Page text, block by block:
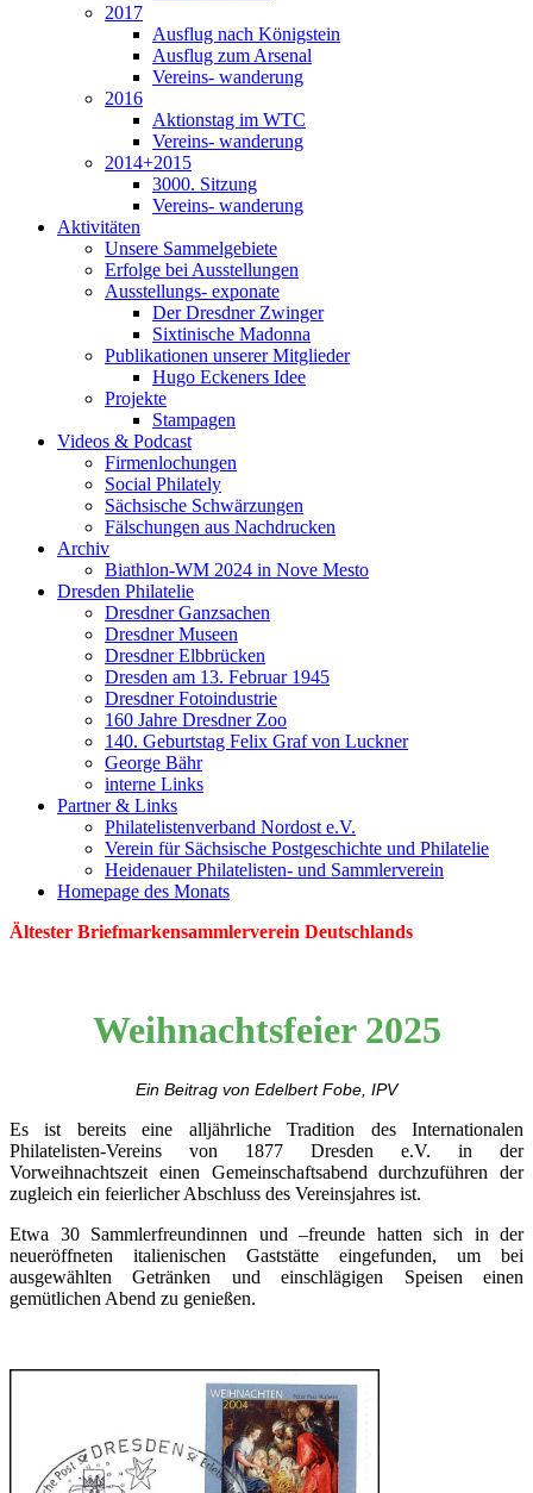
2017
Ausflug nach Königstein
Ausflug zum Arsenal
Vereins- wanderung
2016
Aktionstag im WTC
Vereins- wanderung
2014+2015
3000. Sitzung
Vereins- wanderung
Aktivitäten
Unsere Sammelgebiete
Erfolge bei Ausstellungen
Ausstellungs- exponate
Der Dresdner Zwinger
Sixtinische Madonna
Publikationen unserer Mitglieder
Hugo Eckeners Idee
Projekte
Stampagen
Videos & Podcast
Firmenlochungen
Social Philately
Sächsische Schwärzungen
Fälschungen aus Nachdrucken
Archiv
Biathlon-WM 2024 in Nove Mesto
Dresden Philatelie
Dresdner Ganzsachen
Dresdner Museen
Dresdner Elbbrücken
Dresden am 13. Februar 1945
Dresdner Fotoindustrie
160 Jahre Dresdner Zoo
140. Geburtstag Felix Graf von Luckner
George Bähr
interne Links
Partner & Links
Philatelistenverband Nordost e.V.
Verein für Sächsische Postgeschichte und Philatelie
Heidenauer Philatelisten- und Sammlerverein
Homepage des Monats
Ältester Briefmarkensammlerverein Deutschlands
Weihnachtsfeier 2025
Ein Beitrag von Edelbert Fobe, IPV
Es ist bereits eine alljährliche Tradition des Internationalen
Philatelisten-Vereins von 1877 Dresden e.V. in der
Vorweihnachtszeit einen Gemeinschaftsabend durchzuführen der
zugleich ein feierlicher Abschluss des Vereinsjahres ist.
Etwa 30 Sammlerfreundinnen und –freunde hatten sich in der
neueröffneten italienischen Gaststätte eingefunden, um bei
ausgewählten Getränken und einschlägigen Speisen einen
gemütlichen Abend zu genießen.